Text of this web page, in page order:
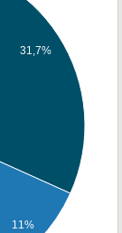
31,7%
11%